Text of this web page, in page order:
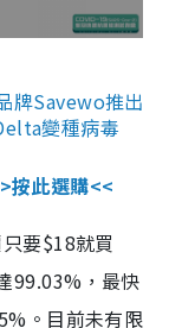
牌Savewo推出
變種病毒
按此選購<<
要$18就買
99.03%，最快
。目前未有限